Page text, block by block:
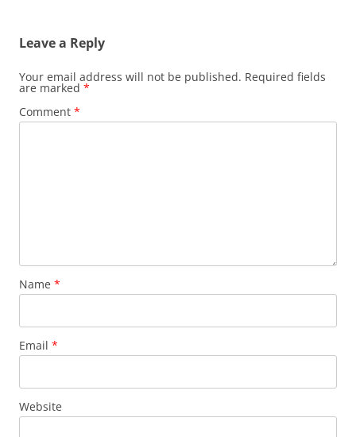
Leave a Reply
Your email address will not be published. Required fields
are marked *
Comment *
Name *
Email *
Website